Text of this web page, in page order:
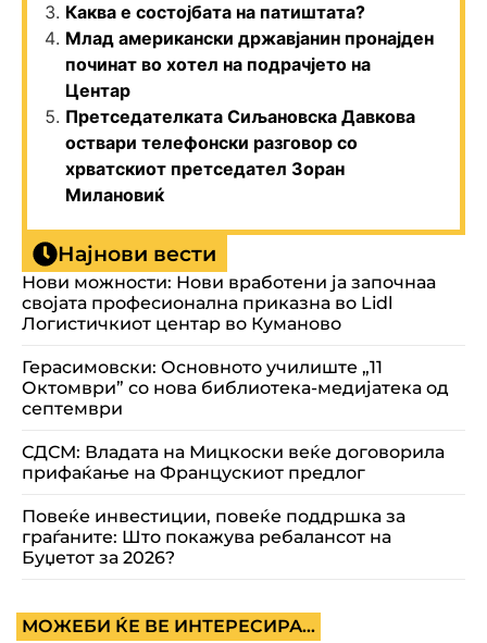
Каква е состојбата на патиштата?
Млад американски државјанин пронајден
починат во хотел на подрачјето на
Центар
Претседателката Сиљановска Давкова
оствари телефонски разговор со
хрватскиот претседател Зоран
Милановиќ
Најнови вести
Нови можности: Нови вработени ја започнаа
својата професионална приказна во Lidl
Логистичкиот центар во Куманово
Герасимовски: Основното училиште „11
Октомври” со нова библиотека-медијатека од
септември
СДСМ: Владата на Мицкоски веќе договорила
прифаќање на Францускиот предлог
Повеќе инвестиции, повеќе поддршка за
граѓаните: Што покажува ребалансот на
Буџетот за 2026?
МОЖЕБИ ЌЕ ВЕ ИНТЕРЕСИРА...